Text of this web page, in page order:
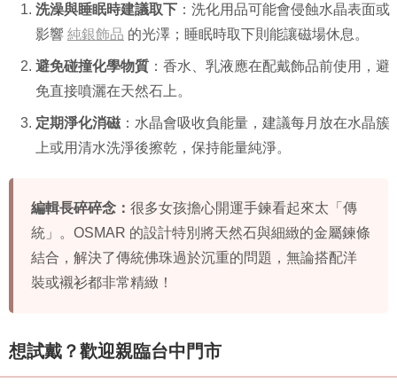
洗澡與睡眠時建議取下 ：洗化用品可能會侵蝕水晶表面或
影響 純銀飾品 的光澤；睡眠時取下則能讓磁場休息。
避免碰撞化學物質 ：香水、乳液應在配戴飾品前使用，避
免直接噴灑在天然石上。
定期淨化消磁 ：水晶會吸收負能量，建議每月放在水晶簇
上或用清水洗淨後擦乾，保持能量純淨。
編輯長碎碎念： 很多女孩擔心開運手鍊看起來太「傳
統」。OSMAR 的設計特別將天然石與細緻的金屬鍊條
結合，解決了傳統佛珠過於沉重的問題，無論搭配洋
裝或襯衫都非常精緻！
想試戴？歡迎親臨台中門市